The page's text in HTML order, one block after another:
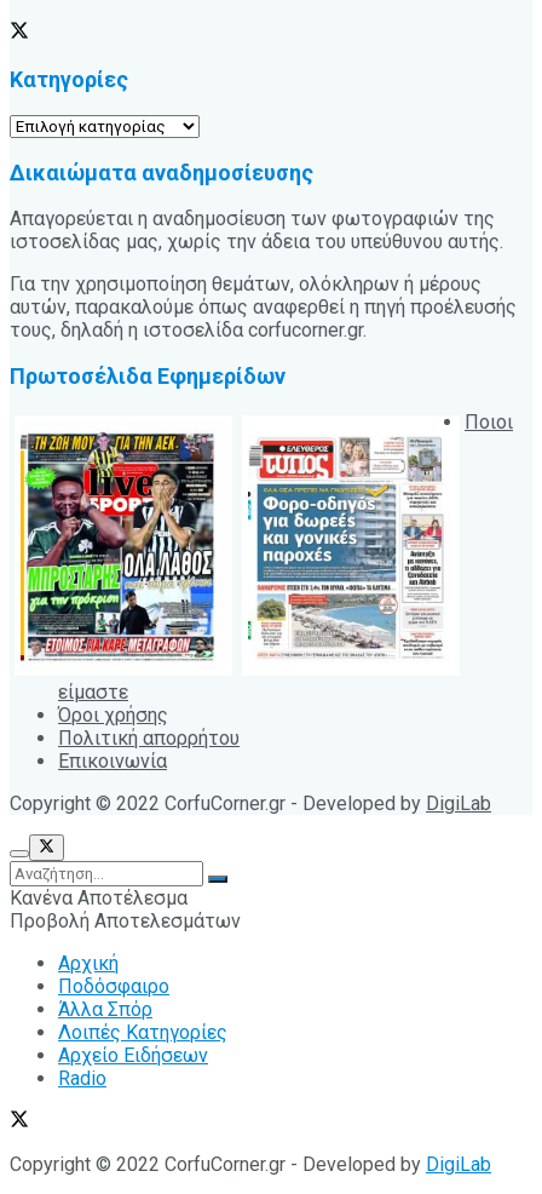
Κατηγορίες
Κατηγορίες
Δικαιώματα αναδημοσίευσης
Απαγορεύεται η αναδημοσίευση των φωτογραφιών της
ιστοσελίδας μας, χωρίς την άδεια του υπεύθυνου αυτής.
Για την χρησιμοποίηση θεμάτων, ολόκληρων ή μέρους
αυτών, παρακαλούμε όπως αναφερθεί η πηγή προέλευσής
τους, δηλαδή η ιστοσελίδα corfucorner.gr.
Πρωτοσέλιδα Εφημερίδων
Ποιοι
είμαστε
Όροι χρήσης
Πολιτική απορρήτου
Επικοινωνία
Copyright © 2022 CorfuCorner.gr - Developed by DigiLab
Κανένα Αποτέλεσμα
Προβολή Αποτελεσμάτων
Αρχική
Ποδόσφαιρο
Άλλα Σπόρ
Λοιπές Κατηγορίες
Αρχείο Ειδήσεων
Radio
Copyright © 2022 CorfuCorner.gr - Developed by DigiLab